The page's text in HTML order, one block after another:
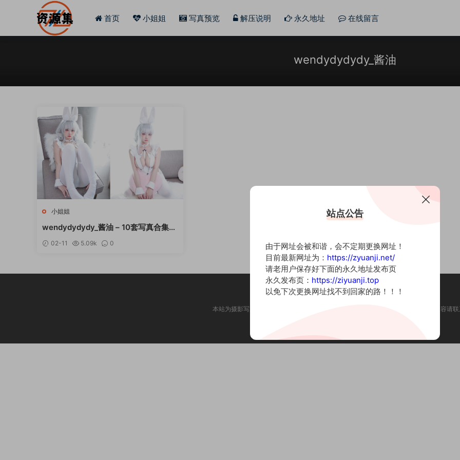
首页 小姐姐 写真预览 解压说明 永久地址 在线留言
wendydydydy_酱油
小姐姐
wendydydydy_酱油 – 10套写真合集
02-11 5.09k 0
本站为摄影写真图片网站，内容来自网络收集整理，仅作个人学习使用。如有违法内容请
站点公告
由于网址会被和谐，会不定期更换网址！
目前最新网址为： https://zyuanji.net/
请老用户保存好下面的永久地址发布页
永久发布页： https://ziyuanji.top
以免下次更换网址找不到回家的路！！！